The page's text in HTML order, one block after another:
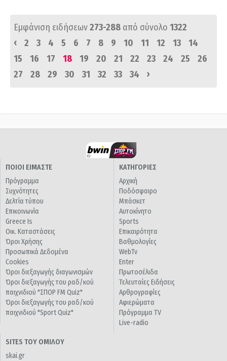
Εμφάνιση ειδήσεων273-288 από σύνολο 1322
‹
2 3 4 5 6 7 8 9 10 11 12 13
14
15
16 17 18 19 20 21 22 23 24 25
26
27
28 29 30 31 32 33 34 ›
ΠΟΙΟΙ ΕΙΜΑΣΤΕ
Πρόγραμμα
Συχνότητες
Δελτία τύπου
Επικοινωνία
Greece Is
Οικ. Καταστάσεις
Όροι Χρήσης
Προσωπικά Δεδομένα
Cookies
Όροι διεξαγωγής διαγωνισμών
Όροι διεξαγωγής του ραδ/κού
παιχνιδιού "ΣΠΟΡ FM Quiz"
Όροι διεξαγωγής του ραδ/κού
παιχνιδιού "Sport Quiz"
ΚΑΤΗΓΟΡΙΕΣ
Αρχική
Ποδόσφαιρο
Μπάσκετ
Αυτοκίνητο
Sports
Επικαιρότητα
Βαθμολογίες
WebTv
Enter
Πρωτοσέλιδα
Τελευταίες Ειδήσεις
Αρθρογραφίες
Αφιερώματα
Πρόγραμμα TV
Live-radio
SITES ΤΟΥ ΟΜΙΛΟΥ
skai.gr